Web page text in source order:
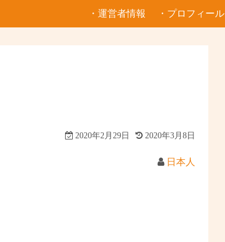
・運営者情報 ・プロフィール
2020年2月29日 2020年3月8日
日本人